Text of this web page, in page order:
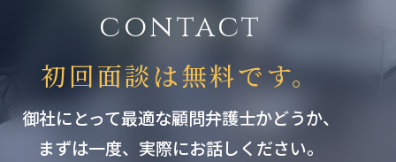
contact
初回面談は無料です。
御社にとって最適な顧問弁護士かどうか、
まずは一度、実際にお話しください。